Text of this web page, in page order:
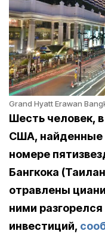
Grand Hyatt Erawan
Шесть человек,
США, найденные
номере
Бангкока
отравлены
ними
инвестиций,